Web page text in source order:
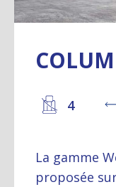
4
La gamme
proposée